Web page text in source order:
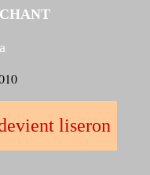
liseron